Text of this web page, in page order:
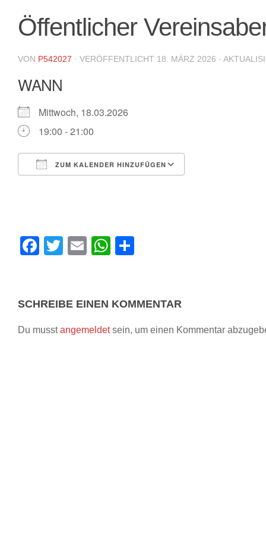
Öffentlicher
VON P542027 · VERÖFFENTLICHT 18. MÄRZ 2026 ·
WANN
Mittwoch, 18.03.2026
19:00 - 21:00
ZUM KALENDER HINZUFÜGEN
Facebook
TwitterEmailWhatsApp
SCHREIBE EINEN KOMMENTAR
Du musstangemeldetsein, um einen Kommentar